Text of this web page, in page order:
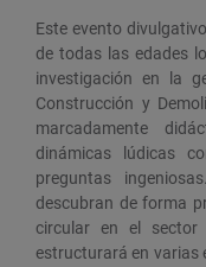
Este evento
de todas las edades
investigación en la
Construcción y
marcadamente
dinámicas lúdicas
preguntas
descubran de forma
circular en el
estructurará en varias